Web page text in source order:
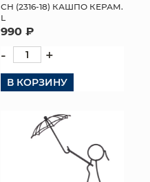
СН (2316-18) КАШПО КЕРАМ.
L
990 ₽
- +
В КОРЗИНУ